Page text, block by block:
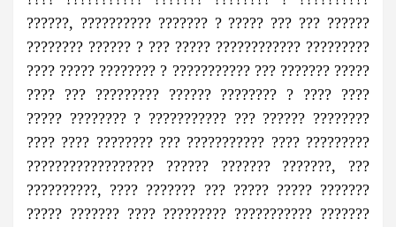
??????, ?????????? ??????? ? ????? ??? ??? ??????
???????? ?????? ? ??? ????? ???????????? ?????????
???? ????? ???????? ? ??????????? ??? ??????? ?????
???? ??? ????????? ?????? ???????? ? ???? ????
????? ???????? ? ??????????? ??? ?????? ????????
???? ???? ???????? ??? ??????????? ???? ?????????
?????????????????? ?????? ??????? ???????, ???
??????????, ???? ??????? ??? ????? ????? ???????
????? ??????? ???? ????????? ??????????? ???????